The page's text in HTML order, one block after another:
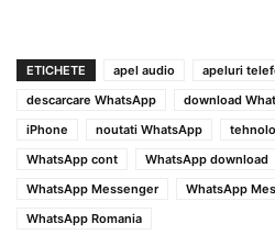
ETICHETE apel audio
apeluri
descarcare WhatsApp
download
iPhone
noutati WhatsApp
WhatsApp cont
WhatsApp download
WhatsApp Messenger
WhatsApp
WhatsApp Romania